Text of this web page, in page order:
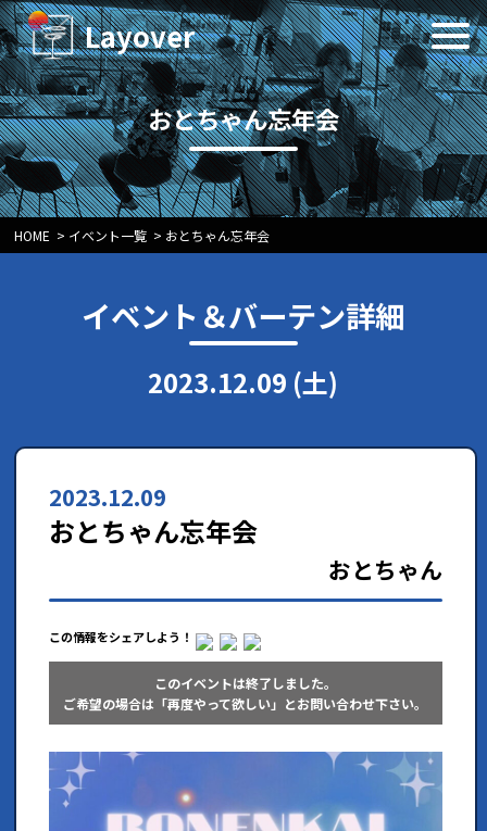
Layover
おとちゃん忘年会
HOME > イベント一覧 > おとちゃん忘年会
イベント＆バーテン詳細
2023.12.09 (土)
2023.12.09
おとちゃん忘年会
おとちゃん
この情報をシェアしよう！
このイベントは終了しました。
ご希望の場合は「再度やって欲しい」とお問い合わせ下さい。